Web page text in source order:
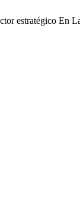
estratégico En